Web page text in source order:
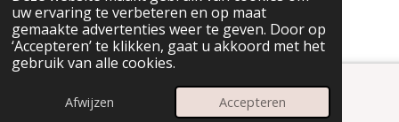
uw ervaring te verbeteren en op maat
gemaakte advertenties weer te geven. Door op
‘Accepteren’ te klikken, gaat u akkoord met het
gebruik van alle cookies.
Afwijzen Accepteren
E-mailadres